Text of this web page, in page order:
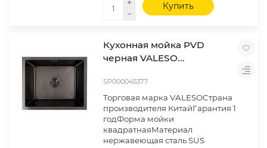
Купить
Кухонная мойка PVD
черная VALESO...
SP000045377
Торговая марка VALESOСтрана
производителя КитайГарантия 1
годФорма мойки
квадратнаяМатериал
нержавеющая сталь SUS